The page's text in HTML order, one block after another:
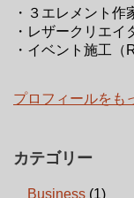
・３エレメント作
・レザークリエイ
・イベント施工（
プロフィールをも
カテゴリー
Business (1)